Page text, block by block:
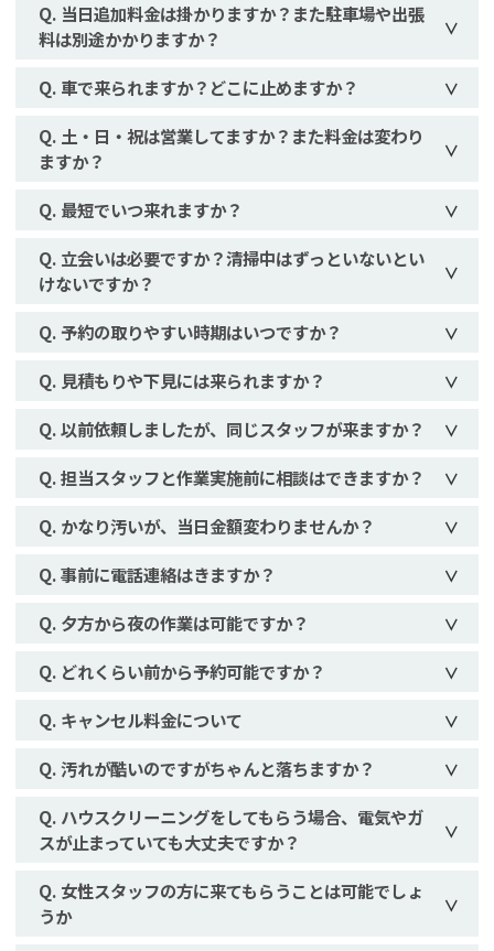
当日追加料金は掛かりますか？また駐車場や出張
料は別途かかりますか？
車で来られますか？どこに止めますか？
土・日・祝は営業してますか？また料金は変わり
ますか？
最短でいつ来れますか？
立会いは必要ですか？清掃中はずっといないとい
けないですか？
予約の取りやすい時期はいつですか？
見積もりや下見には来られますか？
以前依頼しましたが、同じスタッフが来ますか？
担当スタッフと作業実施前に相談はできますか？
かなり汚いが、当日金額変わりませんか？
事前に電話連絡はきますか？
夕方から夜の作業は可能ですか？
どれくらい前から予約可能ですか？
キャンセル料金について
汚れが酷いのですがちゃんと落ちますか？
ハウスクリーニングをしてもらう場合、電気やガ
スが止まっていても大丈夫ですか？
女性スタッフの方に来てもらうことは可能でしょ
うか